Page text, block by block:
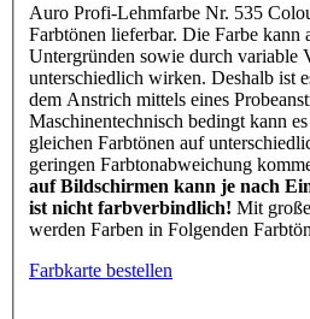
Auro Profi-Lehmfarbe Nr. 535
Farbtönen lieferbar. Die Farbe kann
Untergründen sowie durch variable
unterschiedlich wirken. Deshalb ist
dem Anstrich mittels eines
Maschinentechnisch bedingt kann
gleichen Farbtönen auf
geringen Farbtonabweichung
auf Bildschirmen kann je nach
ist nicht farbverbindlich! Mit
werden Farben in Folgenden
Farbkarte bestellen